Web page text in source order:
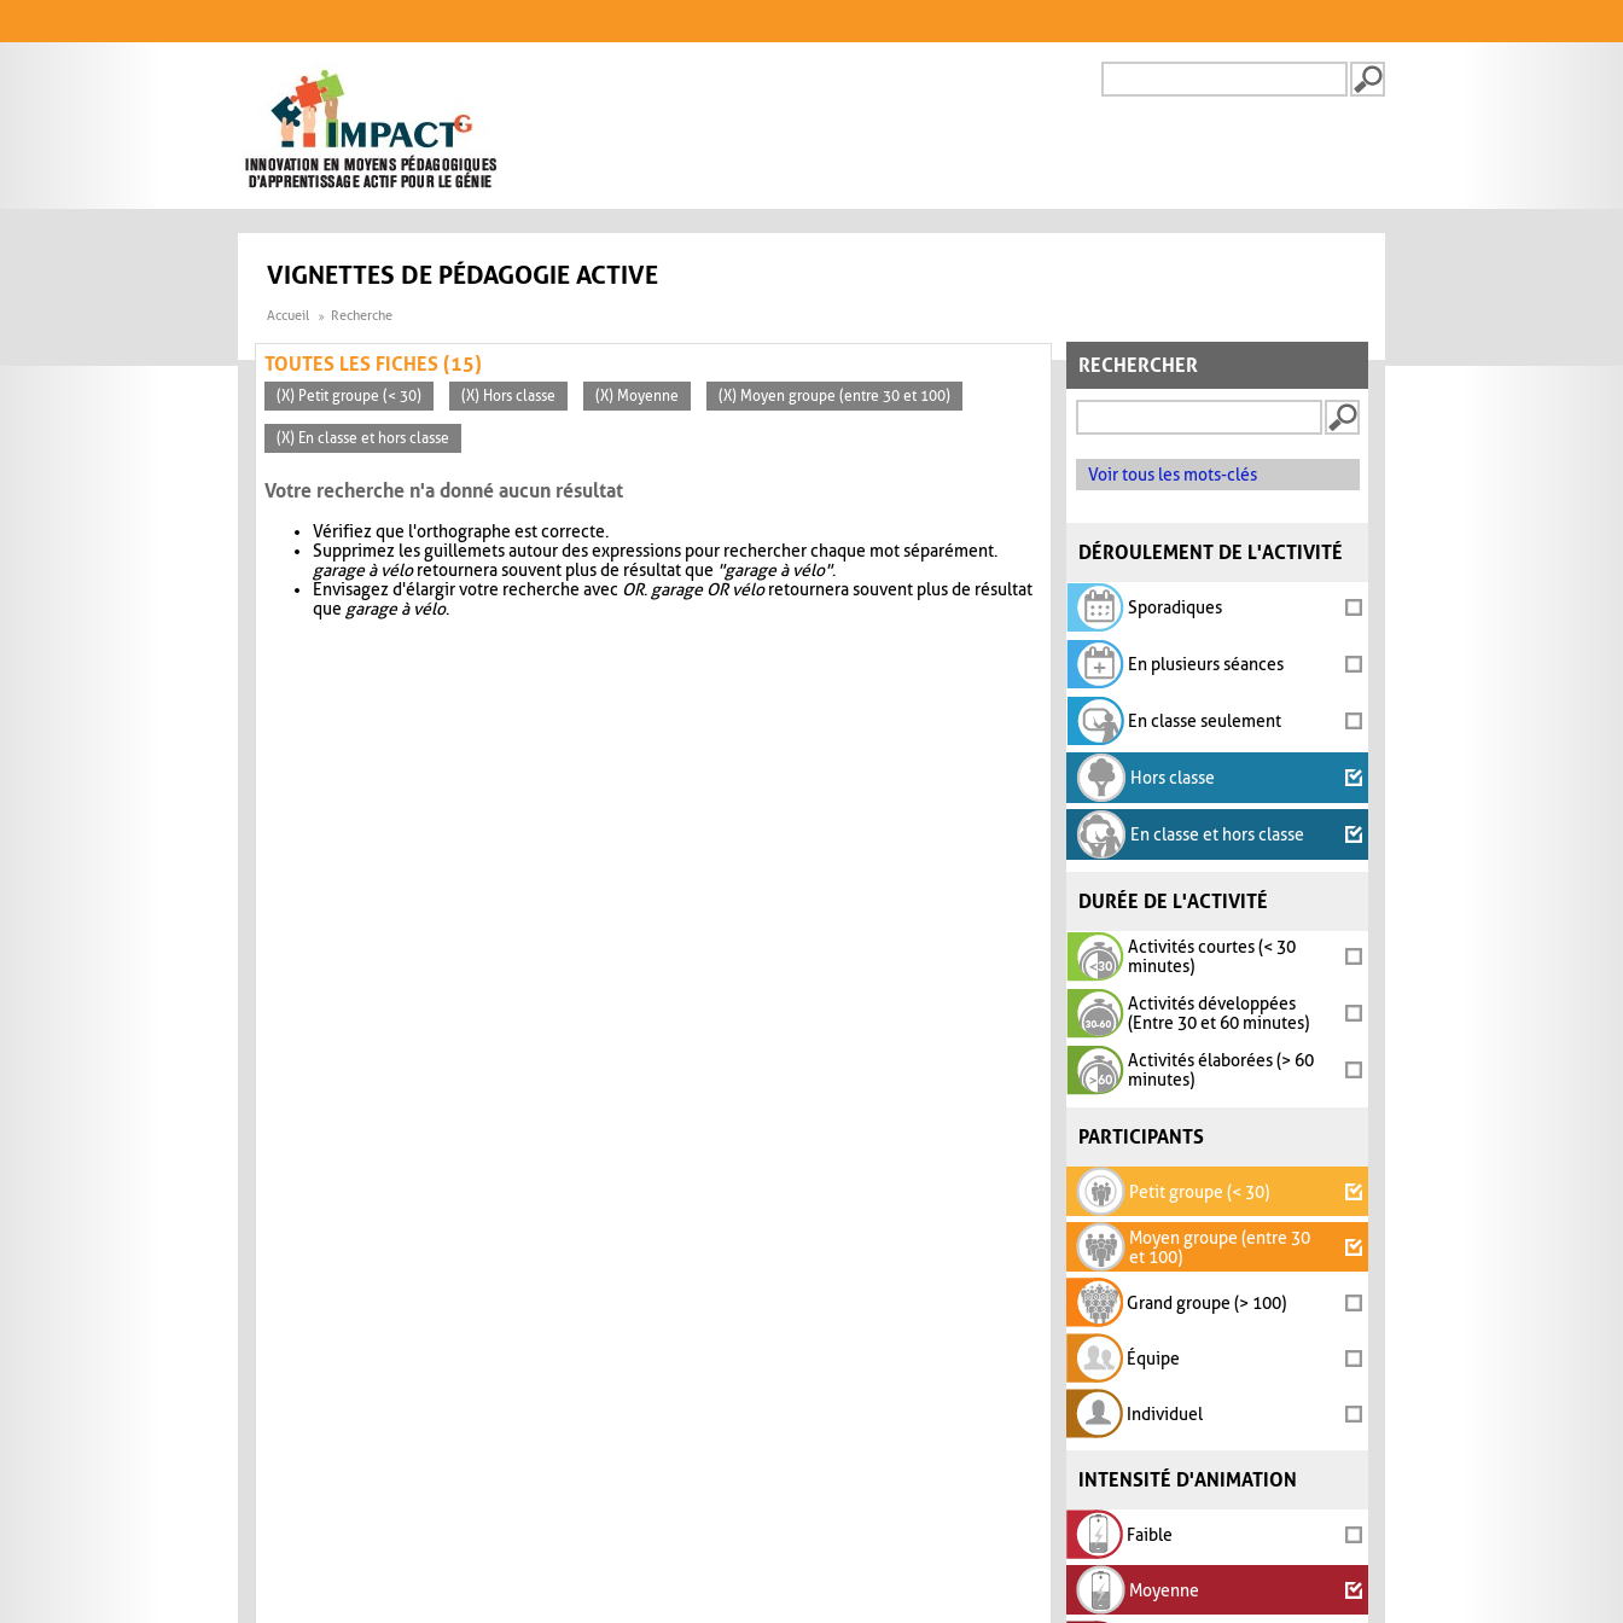
FORMULAIRE DE
VIGNETTES DE PÉDAGOGIE ACTIVE
Accueil Recherche
RECHERCHER
Voir tous les mots-clés
DÉROULEMENT DE L'ACTIVITÉ
Sporadiques
En plusieurs séances
En classe seulement
Hors classe
En classe et hors classe
DURÉE DE L'ACTIVITÉ
Activités courtes (< 30
minutes)
Activités développées
(Entre 30 et 60 minutes)
Activités élaborées (> 60
minutes)
PARTICIPANTS
Petit groupe (< 30)
Moyen groupe (entre 30
et 100)
Grand groupe (> 100)
Équipe
Individuel
INTENSITÉ D'ANIMATION
Faible
Moyenne
TOUTES LES FICHES (15)
(X) Petit groupe (< 30) (X) Hors classe (X) Moyenne (X) Moyen groupe (entre 30 et 100)
(X) En classe et hors classe
Votre recherche n'a donné aucun résultat
Vérifiez que l'orthographe est correcte.
Supprimez les guillemets autour des expressions pour rechercher chaque mot séparément.
garage à véloretournera souvent plus de résultat que "garage à vélo".
Envisagez d'élargir votre recherche avec OR. garage OR véloretournera souvent plus de résultat
que garage à vélo.